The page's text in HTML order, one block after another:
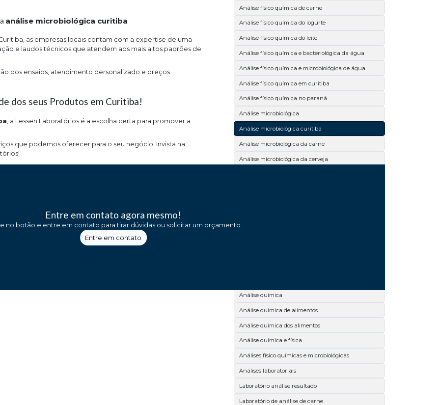
análise microbiológica curitiba
as empresas locais contam com a expertise de uma
e laudos técnicos que atendem aos mais altos padrões de
dos ensaios, atendimento personalizado e preços
dos seus Produtos em Curitiba!
, a Lessen Laboratórios é a escolha certa para promover a
que podemos oferecer para o seu negócio. Invista na
Entre em contato agora mesmo!
no botão e entre em contato para tirar dúvidas ou solicitar um orçamento.
Entre em contato
Análise físico química de carne
Análise físico química do iogurte
Análise físico química do leite
Análise físico química e bacteriológica da água
Análise físico química e microbiológica de água
Análise físico química em curitiba
Análise físico química no paraná
Análise microbiológica
Análise microbiológica curitiba
Análise microbiológica da carne
Análise microbiológica da cerveja
Análise química
Análise química de alimentos
Análise química dos alimentos
Análise química e física
Análises físico químicas e microbiológicas
Análises laboratoriais
Laboratório análise resultado
Laboratório de análise de carne